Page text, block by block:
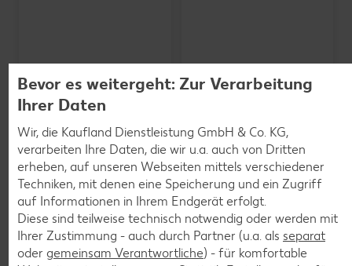
SCHWARZWALDMILCH
Bioland frische Vollmilch,
3,8 % Fett
nur
1.59
nur
1.29
Bevor es weitergeht: Zur Verarbeitung
Ihrer Daten
Wir, die Kaufland Dienstleistung GmbH & Co. KG,
verarbeiten Ihre Daten, die wir u.a. auch von Dritten
erheben, auf unseren Webseiten mittels verschiedener
Techniken, mit denen eine Speicherung und ein Zugriff
auf Informationen in Ihrem Endgerät erfolgt.
Diese sind teilweise technisch notwendig oder werden mit
Ihrer Zustimmung - auch durch Partner (u.a. als separat
oder gemeinsam Verantwortliche) - für komfortable